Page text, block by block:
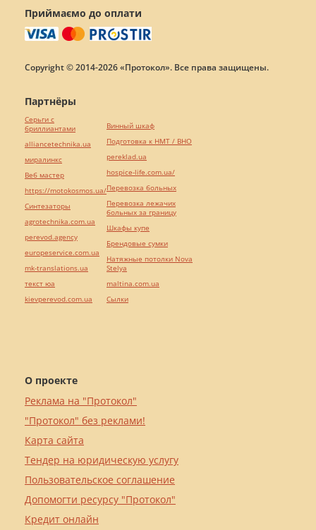
Приймаємо до оплати
Copyright © 2014-2026 «Протокол». Все права защищены.
О проекте
Реклама на "Протокол"
"Протокол" без реклами!
Карта сайта
Тендер на юридическую услугу
Пользовательское соглашение
Допомогти ресурсу "Протокол"
Кредит онлайн
Партнёры
Серьги с
бриллиантами
alliancetechnika.ua
миралинкс
Веб мастер
https://motokosmos.ua/
Синтезаторы
agrotechnika.com.ua
perevod.agency
europeservice.com.ua
mk-translations.ua
текст юа
kievperevod.com.ua
Винный шкаф
Подготовка к НМТ / ВНО
pereklad.ua
hospice-life.com.ua/
Перевозка больных
Перевозка лежачих
больных за границу
Шкафы купе
Брендовые сумки
Натяжные потолки Nova
Stelya
maltina.com.ua
Cылки